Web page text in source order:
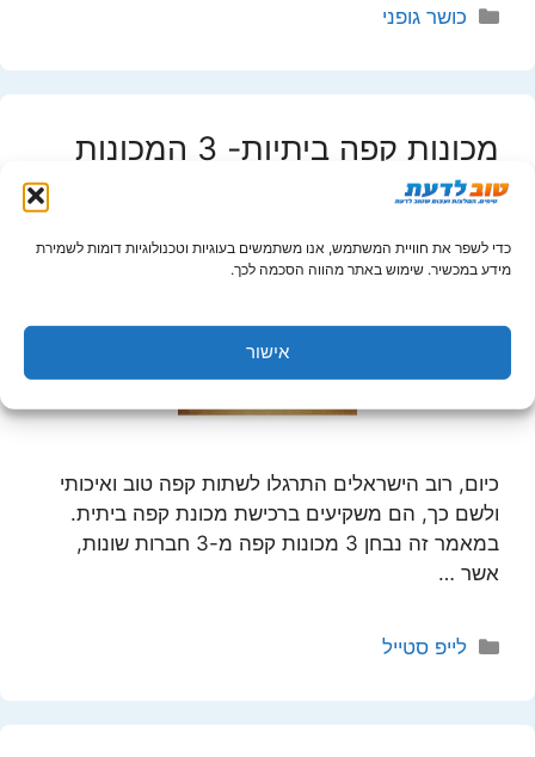
כדי לשפר את חוויית המשתמש, אנו משתמשים בעוגיות וטכנולוגיות דומות לשמירת
מידע במכשיר. שימוש באתר מהווה הסכמה לכך.
אישור
קטגוריות
כושר גופני
מכונות קפה ביתיות- 3 המכונות
המומלצות
כיום, רוב הישראלים התרגלו לשתות קפה טוב ואיכותי
ולשם כך, הם משקיעים ברכישת מכונת קפה ביתית.
במאמר זה נבחן 3 מכונות קפה מ-3 חברות שונות,
אשר …
קטגוריות
לייפ סטייל